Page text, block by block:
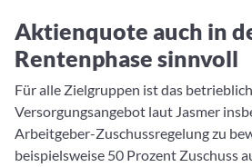
Aktienquote auch in
Rentenphase sinnvoll
Für alle Zielgruppen ist das
Versorgungsangebot laut Jasmer
Arbeitgeber-Zuschussregelung zu
beispielsweise 50 Prozent Zuschuss